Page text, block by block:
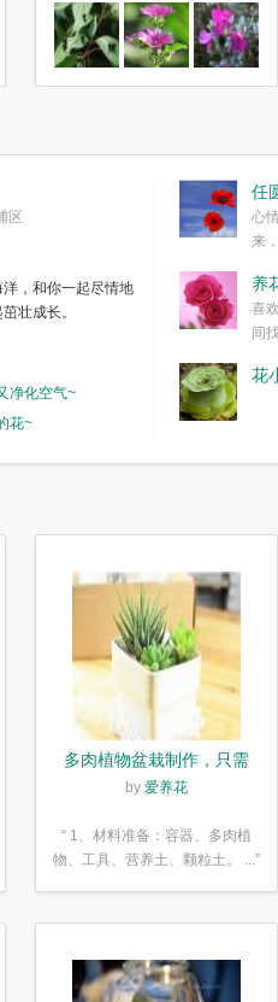
区
，和你一起尽情地
壮成长。
净化空气~
花~
任
心
来
简单愉快的心
我们自己复杂
养
喜
间
花
多肉植物盆栽制作，只需
简单6步
by 爱养花
“ 1、材料准备：容器、多肉植
物、工具、营养土、颗粒土。 ...”